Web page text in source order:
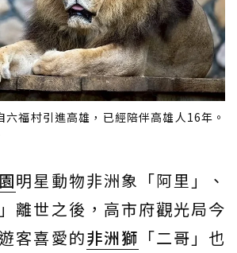
六福村引進高雄，已經陪伴高雄人16年。
明星動物非洲象「阿里」、
離世之後，高市府觀光局今
客喜愛的非洲獅 「二哥」也